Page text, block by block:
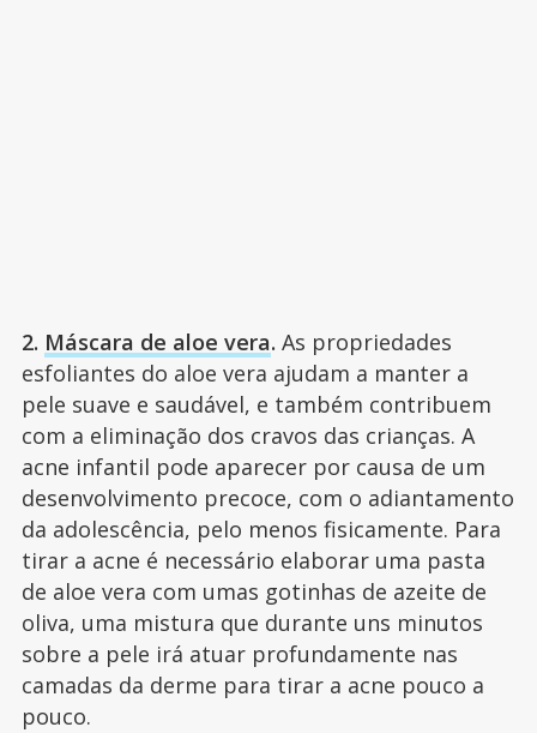
2. Máscara de aloe vera. As propriedades
esfoliantes do aloe vera ajudam a manter a
pele suave e saudável, e também contribuem
com a eliminação dos cravos das crianças. A
acne infantil pode aparecer por causa de um
desenvolvimento precoce, com o adiantamento
da adolescência, pelo menos fisicamente. Para
tirar a acne é necessário elaborar uma pasta
de aloe vera com umas gotinhas de azeite de
oliva, uma mistura que durante uns minutos
sobre a pele irá atuar profundamente nas
camadas da derme para tirar a acne pouco a
pouco.